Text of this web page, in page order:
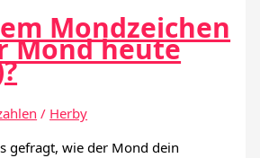
Mondzeichen
Mond heute
/ Herby
gefragt, wie der Mond dein